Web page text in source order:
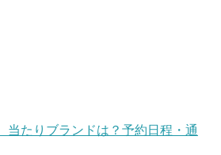
当たりブランドは？予約日程・通